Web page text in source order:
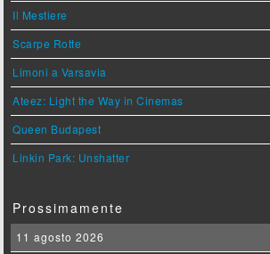
Il Mestiere
Scarpe Rotte
Limoni a Varsavia
Ateez: Light the Way in Cinemas
Queen Budapest
Linkin Park: Unshatter
Prossimamente
11 agosto 2026